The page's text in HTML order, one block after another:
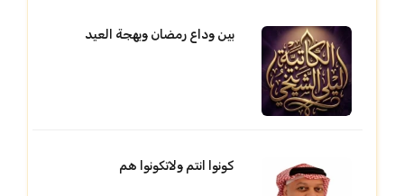
بين وداع رمضان وبهجة العيد
كونوا انتم ولاتكونوا هم